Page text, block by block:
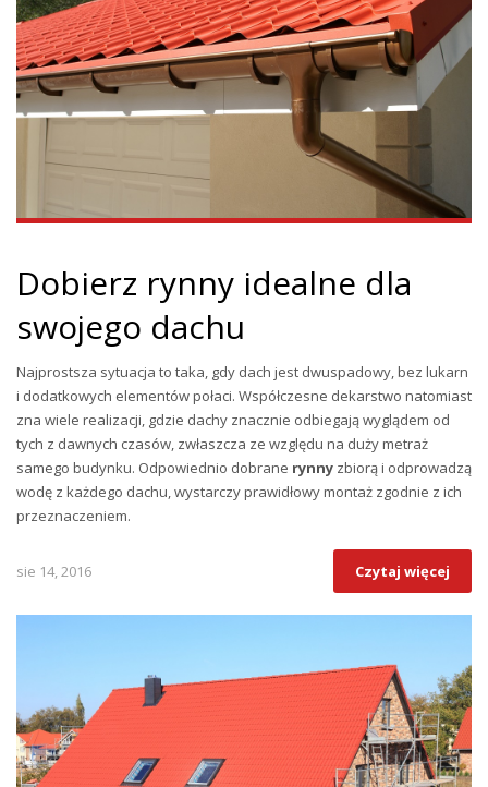
Dobierz rynny idealne dla
swojego dachu
Najprostsza sytuacja to taka, gdy dach jest dwuspadowy, bez lukarn
i dodatkowych elementów połaci. Współczesne dekarstwo natomiast
zna wiele realizacji, gdzie dachy znacznie odbiegają wyglądem od
tych z dawnych czasów, zwłaszcza ze względu na duży metraż
samego budynku. Odpowiednio dobrane rynny zbiorą i odprowadzą
wodę z każdego dachu, wystarczy prawidłowy montaż zgodnie z ich
przeznaczeniem.
sie 14, 2016 Czytaj więcej